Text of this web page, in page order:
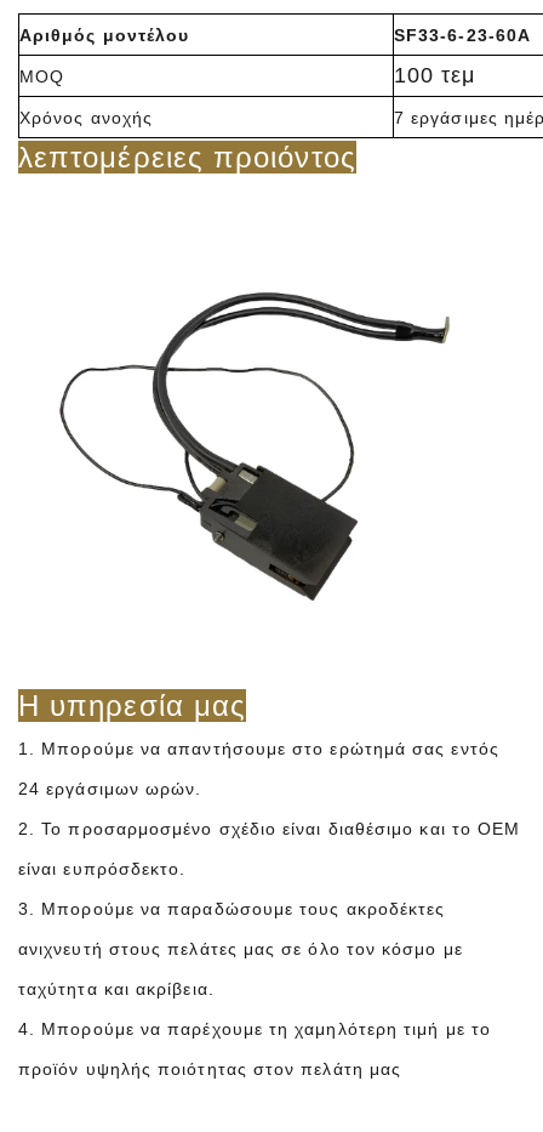
Αριθμός μοντέλου SF33-6-23-60A
MOQ 100 τεμ
Χρόνος ανοχής 7 εργάσιμες
λεπτομέρειες προιόντος
Η υπηρεσία μας
1. Μπορούμε να απαντήσουμε στο ερώτημά σας εντός
24 εργάσιμων ωρών.
2. Το προσαρμοσμένο σχέδιο είναι διαθέσιμο και το OEM
είναι ευπρόσδεκτο.
3. Μπορούμε να παραδώσουμε τους ακροδέκτες
ανιχνευτή στους πελάτες μας σε όλο τον κόσμο με
ταχύτητα και ακρίβεια.
4. Μπορούμε να παρέχουμε τη χαμηλότερη τιμή με το
προϊόν υψηλής ποιότητας στον πελάτη μας